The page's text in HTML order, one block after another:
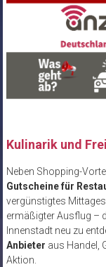
Kulinarik und
Neben Shopping-
Gutscheine für
vergünstigtes
ermäßigter Ausflug –
Innenstadt neu zu
Anbieter aus Handel,
Aktion.